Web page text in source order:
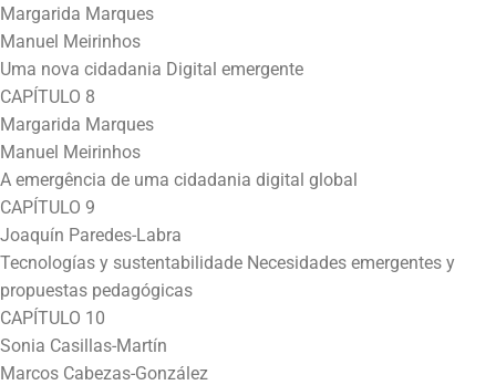
Margarida Marques
Manuel Meirinhos
Uma nova cidadania Digital emergente
CAPÍTULO 8
Margarida Marques
Manuel Meirinhos
A emergência de uma cidadania digital global
CAPÍTULO 9
Joaquín Paredes-Labra
Tecnologías y sustentabilidade Necesidades emergentes y
propuestas pedagógicas
CAPÍTULO 10
Sonia Casillas-Martín
Marcos Cabezas-González